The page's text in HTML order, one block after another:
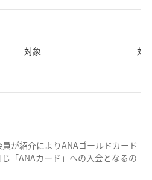
対象 対
が紹介によりANAゴールドカード
「ANAカード」への入会となるの